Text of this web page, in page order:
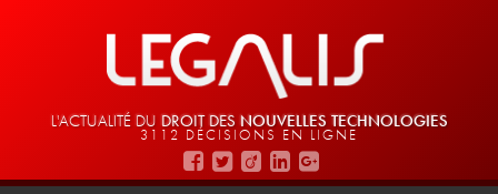
L'ACTUALITÉ DU DROIT DES NOUVELLES TECHNOLOGIES
3112 DÉCISIONS EN LIGNE